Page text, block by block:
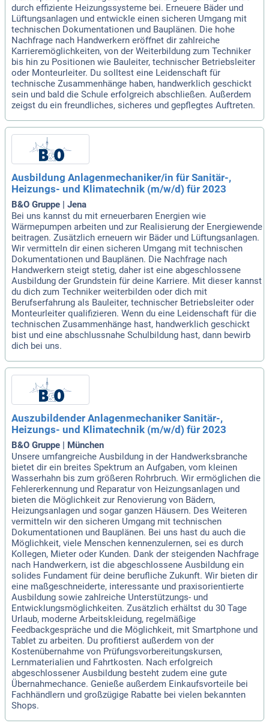
durch effiziente Heizungssysteme bei. Erneuere Bäder und
Lüftungsanlagen und entwickle einen sicheren Umgang mit
technischen Dokumentationen und Bauplänen. Die hohe
Nachfrage nach Handwerkern eröffnet dir zahlreiche
Karrieremöglichkeiten, von der Weiterbildung zum Techniker
bis hin zu Positionen wie Bauleiter, technischer Betriebsleiter
oder Monteurleiter. Du solltest eine Leidenschaft für
technische Zusammenhänge haben, handwerklich geschickt
sein und bald die Schule erfolgreich abschließen. Außerdem
zeigst du ein freundliches, sicheres und gepflegtes Auftreten.
Ausbildung Anlagenmechaniker/in für Sanitär-,
Heizungs- und Klimatechnik (m/w/d) für 2023
B&O Gruppe | Jena
Bei uns kannst du mit erneuerbaren Energien wie
Wärmepumpen arbeiten und zur Realisierung der Energiewende
beitragen. Zusätzlich erneuern wir Bäder und Lüftungsanlagen.
Wir vermitteln dir einen sicheren Umgang mit technischen
Dokumentationen und Bauplänen. Die Nachfrage nach
Handwerkern steigt stetig, daher ist eine abgeschlossene
Ausbildung der Grundstein für deine Karriere. Mit dieser kannst
du dich zum Techniker weiterbilden oder dich mit
Berufserfahrung als Bauleiter, technischer Betriebsleiter oder
Monteurleiter qualifizieren. Wenn du eine Leidenschaft für die
technischen Zusammenhänge hast, handwerklich geschickt
bist und eine abschlussnahe Schulbildung hast, dann bewirb
dich bei uns.
Auszubildender Anlagenmechaniker Sanitär-,
Heizungs- und Klimatechnik (m/w/d) für 2023
B&O Gruppe | München
Unsere umfangreiche Ausbildung in der Handwerksbranche
bietet dir ein breites Spektrum an Aufgaben, vom kleinen
Wasserhahn bis zum größeren Rohrbruch. Wir ermöglichen die
Fehlererkennung und Reparatur von Heizungsanlagen und
bieten die Möglichkeit zur Renovierung von Bädern,
Heizungsanlagen und sogar ganzen Häusern. Des Weiteren
vermitteln wir den sicheren Umgang mit technischen
Dokumentationen und Bauplänen. Bei uns hast du auch die
Möglichkeit, viele Menschen kennenzulernen, sei es durch
Kollegen, Mieter oder Kunden. Dank der steigenden Nachfrage
nach Handwerkern, ist die abgeschlossene Ausbildung ein
solides Fundament für deine berufliche Zukunft. Wir bieten dir
eine maßgeschneiderte, interessante und praxisorientierte
Ausbildung sowie zahlreiche Unterstützungs- und
Entwicklungsmöglichkeiten. Zusätzlich erhältst du 30 Tage
Urlaub, moderne Arbeitskleidung, regelmäßige
Feedbackgespräche und die Möglichkeit, mit Smartphone und
Tablet zu arbeiten. Du profitierst außerdem von der
Kostenübernahme von Prüfungsvorbereitungskursen,
Lernmaterialien und Fahrtkosten. Nach erfolgreich
abgeschlossener Ausbildung besteht zudem eine gute
Übernahmechance. Genieße außerdem Einkaufsvorteile bei
Fachhändlern und großzügige Rabatte bei vielen bekannten
Shops.